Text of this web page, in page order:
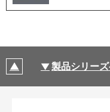
製品シリー